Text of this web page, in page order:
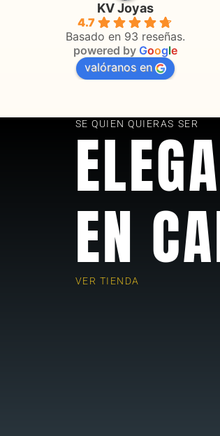
KV Joyas
4.7
Basado en 93 reseñas.
powered by Google
valóranos en
Muy buena atención, con
orientaciones convenientes
SE QUIEN QUIERAS SER
EN
VER TIENDA